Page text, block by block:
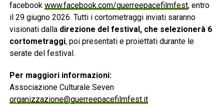
facebook www.facebook.com/guerreepacefilmfest, entro
il 29 giugno 2026. Tutti i cortometraggi inviati saranno
visionati dalla direzione del festival, che selezionerà 6
cortometraggi, poi presentati e proiettati durante le
serate del festival.
Per maggiori informazioni:
Associazione Culturale Seven
organizzazione@guerreepacefilmfest.it